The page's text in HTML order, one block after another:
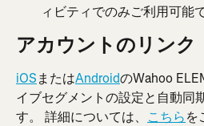
ィビティでのみご利用可能で
アカウントのリンク
iOSまたはAndroidのWahoo
イブセグメントの設定と自動同
す。 詳細については、 こちらを